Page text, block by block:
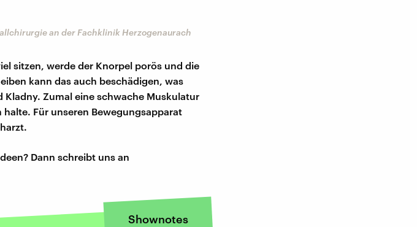
an der Fachklinik Herzogenaurach
sitzen, werde der Knorpel porös und die
kann das auch beschädigen, was
Zumal eine schwache Muskulatur
Für unseren Bewegungsapparat
Dann schreibt uns an
Shownotes